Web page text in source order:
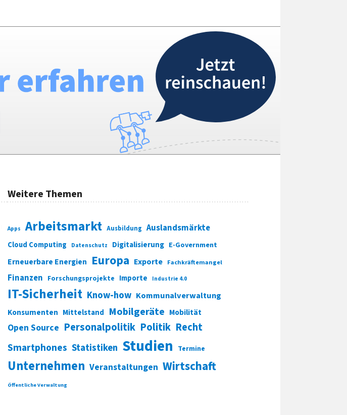
Weitere Themen
Apps Arbeitsmarkt Ausbildung Auslandsmärkte
Cloud Computing Datenschutz Digitalisierung E-Government
Erneuerbare Energien Europa Exporte Fachkräftemangel
Finanzen Forschungsprojekte Importe Industrie 4.0
IT-Sicherheit Know-how Kommunalverwaltung
Konsumenten Mittelstand Mobilgeräte Mobilität
Open Source Personalpolitik Politik Recht
Smartphones Statistiken Studien Termine
Unternehmen Veranstaltungen Wirtschaft
Öffentliche Verwaltung